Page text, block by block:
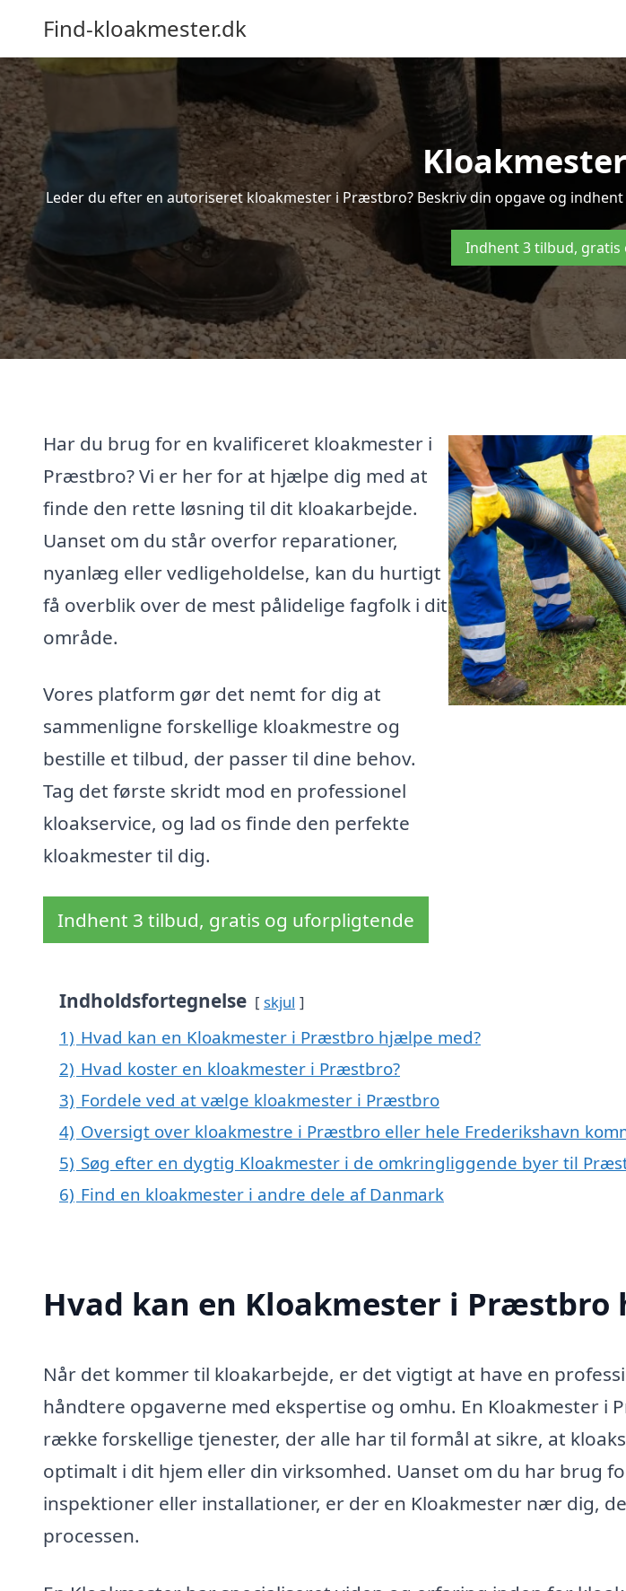
Find-kloakmester.dk
Leder du efter en autoriseret kloakmester i Præstbro? Beskriv din opgave og
Indhent 3 tilbud,
Har du brug for en kvalificeret kloakmester i
Præstbro? Vi er her for at hjælpe dig med at
finde den rette løsning til dit kloakarbejde.
Uanset om du står overfor reparationer,
nyanlæg eller vedligeholdelse, kan du hurtigt
få overblik over de mest pålidelige fagfolk i dit
område.
Vores platform gør det nemt for dig at
sammenligne forskellige kloakmestre og
bestille et tilbud, der passer til dine behov.
Tag det første skridt mod en professionel
kloakservice, og lad os finde den perfekte
kloakmester til dig.
Indhent 3 tilbud, gratis og uforpligtende
Indholdsfortegnelse skjul
1) Hvad kan en Kloakmester i Præstbro hjælpe med?
2) Hvad koster en kloakmester i Præstbro?
3) Fordele ved at vælge kloakmester i Præstbro
4) Oversigt over kloakmestre i Præstbro eller hele Frederikshavn
5) Søg efter en dygtig Kloakmester i de omkringliggende byer til
6) Find en kloakmester i andre dele af Danmark
Hvad kan en Kloakmester i Præstbro
Når det kommer til kloakarbejde, er det vigtigt at have en
håndtere opgaverne med ekspertise og omhu. En Kloakmester i
række forskellige tjenester, der alle har til formål at sikre, at
optimalt i dit hjem eller din virksomhed. Uanset om du har brug
inspektioner eller installationer, er der en Kloakmester nær dig,
processen.